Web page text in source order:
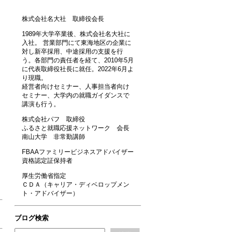
株式会社名大社 取締役会長
1989年大学卒業後、株式会社名大社に
入社。 営業部門にて東海地区の企業に
対し新卒採用、中途採用の支援を行
う。各部門の責任者を経て、2010年5月
に代表取締役社長に就任。2022年6月よ
り現職。
経営者向けセミナー、人事担当者向け
セミナー、大学内の就職ガイダンスで
講演も行う。
株式会社パフ 取締役
ふるさと就職応援ネットワーク 会長
南山大学 非常勤講師
FBAAファミリービジネスアドバイザー
資格認定証保持者
厚生労働省指定
ＣＤＡ（キャリア・ディベロップメン
ト・アドバイザー）
ブログ検索